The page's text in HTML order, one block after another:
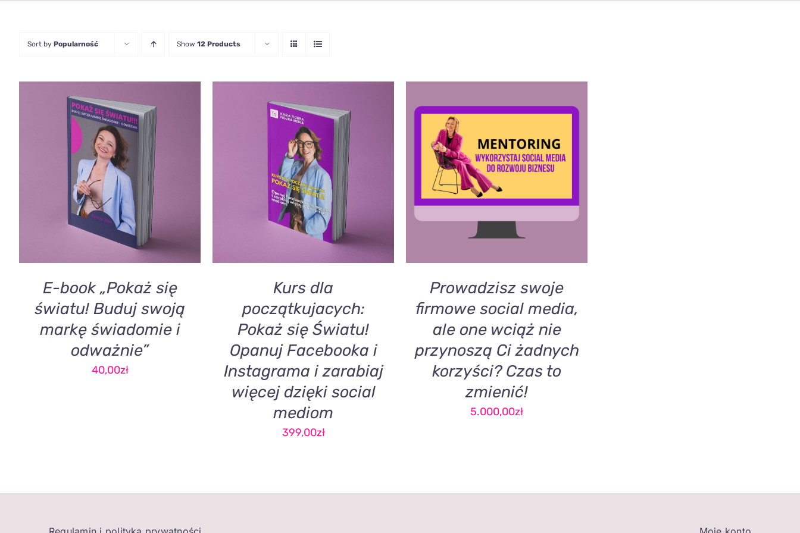
Sort by Popularność Show 12 Products
DODAJ DO KOSZYKA
QUICK
VIEW
E-book „Pokaż się
światu! Buduj swoją
markę świadomie i
odważnie”
40,00zł
DODAJ DO KOSZYKA /
QUICK
VIEW
Kurs dla
początkujacych:
Pokaż się Światu!
Opanuj Facebooka i
Instagrama i zarabiaj
więcej dzięki social
mediom
399,00zł
DODAJ DO KOSZYKA / QUICK
VIEW
Prowadzisz swoje
firmowe social media,
ale one wciąż nie
przynoszą Ci żadnych
korzyści? Czas to
zmienić!
5.000,00zł